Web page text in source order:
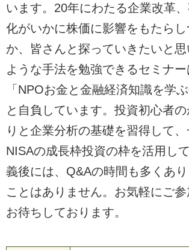
います。20年にわたる企業改革
化がいかに株価に影響をもたら
か、皆さんと探っていきたいと
ような手法を勉強できるセミナ
「NPOお金と金融経済知識を学
と自負しています。投資初心者
りと企業分析の基礎を習得して
NISAの成長枠投資の枠を活用し
義後には、Q&Aの時間も多くあ
ことはありません。お気軽にご参
お待ちしております。